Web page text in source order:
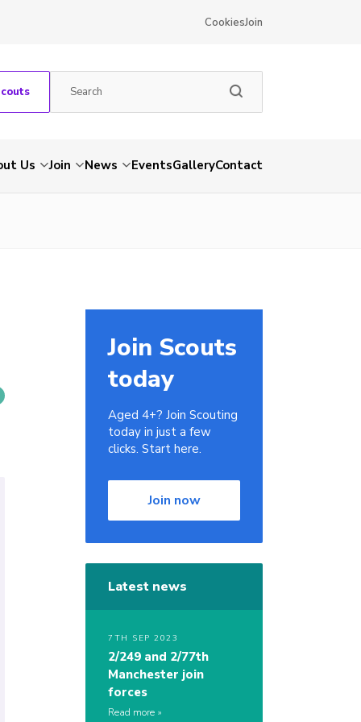
CookiesJoin
Us Join News EventsGalleryContact
Join Scouts
today
Aged 4+? Join Scouting
today in just a few
clicks. Start here.
Join now
Latest news
7TH SEP 2023
2/249 and 2/77th
Manchester join
forces
Read more